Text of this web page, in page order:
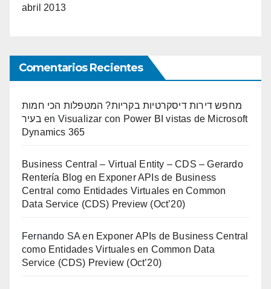
abril 2013
Comentarios Recientes
מחפש דירות דיסקרטיות בקריות? המטפלות הכי חמות
בעיר en Visualizar con Power BI vistas de Microsoft
Dynamics 365
Business Central – Virtual Entity – CDS – Gerardo
Rentería Blog en Exponer APIs de Business
Central como Entidades Virtuales en Common
Data Service (CDS) Preview (Oct’20)
Fernando SA en Exponer APIs de Business Central
como Entidades Virtuales en Common Data
Service (CDS) Preview (Oct’20)